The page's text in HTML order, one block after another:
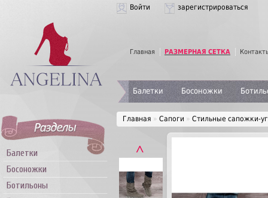
Войти зарегистрироваться
Главная РАЗМЕРНАЯ СЕТКА
Балетки Босоножки
Балетки
Босоножки
Ботильоны
Главная » Сапоги » Стильные сапожки-
˄